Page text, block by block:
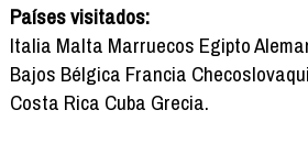
Países visitados:
Italia Malta Marruecos Egipto
Bajos Bélgica Francia
Costa Rica Cuba Grecia.